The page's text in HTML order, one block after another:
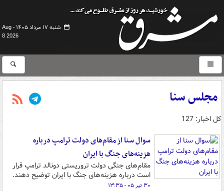
شنبه ۱۷ مرداد ۱۴۰۵ -
Aug
8 2026
مجلس سنا
کل اخبار: 127
سوال سنا از مقام‌های دولت ترامپ درباره
هزینه‌های جنگ با ایران
مقام‌های جنگی دولت تروریستی دونالد ترامپ قرار
است درباره هزینه‌های جنگ با ایران توضیح دهند.
۳۰ تیر ۰۵ - ۱۳:۳۵